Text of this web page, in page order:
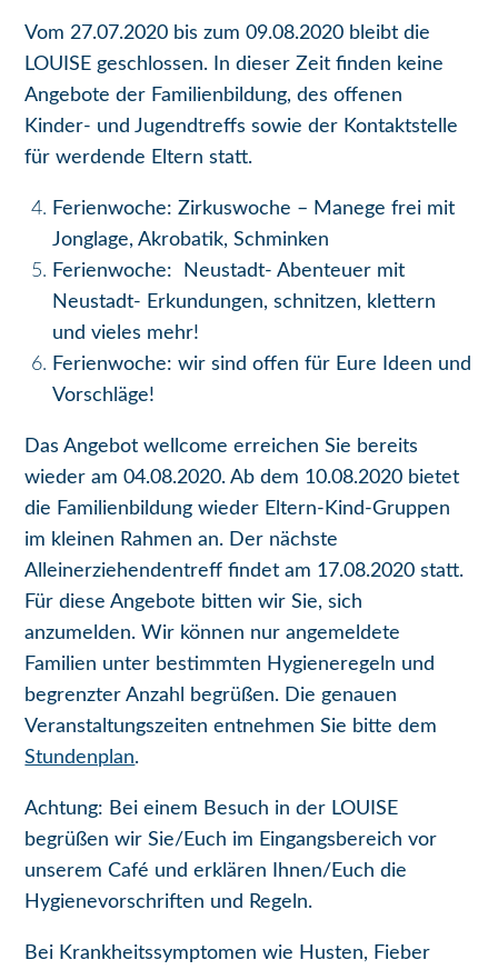
Vom 27.07.2020 bis zum 09.08.2020 bleibt die
LOUISE geschlossen. In dieser Zeit finden keine
Angebote der Familienbildung, des offenen
Kinder- und Jugendtreffs sowie der Kontaktstelle
für werdende Eltern statt.
Ferienwoche: Zirkuswoche – Manege frei mit
Jonglage, Akrobatik, Schminken
Ferienwoche: Neustadt- Abenteuer mit
Neustadt- Erkundungen, schnitzen, klettern
und vieles mehr!
Ferienwoche: wir sind offen für Eure Ideen und
Vorschläge!
Das Angebot wellcome erreichen Sie bereits
wieder am 04.08.2020. Ab dem 10.08.2020 bietet
die Familienbildung wieder Eltern-Kind-Gruppen
im kleinen Rahmen an. Der nächste
Alleinerziehendentreff findet am 17.08.2020 statt.
Für diese Angebote bitten wir Sie, sich
anzumelden. Wir können nur angemeldete
Familien unter bestimmten Hygieneregeln und
begrenzter Anzahl begrüßen. Die genauen
Veranstaltungszeiten entnehmen Sie bitte dem
Stundenplan.
Achtung: Bei einem Besuch in der LOUISE
begrüßen wir Sie/Euch im Eingangsbereich vor
unserem Café und erklären Ihnen/Euch die
Hygienevorschriften und Regeln.
Bei Krankheitssymptomen wie Husten, Fieber